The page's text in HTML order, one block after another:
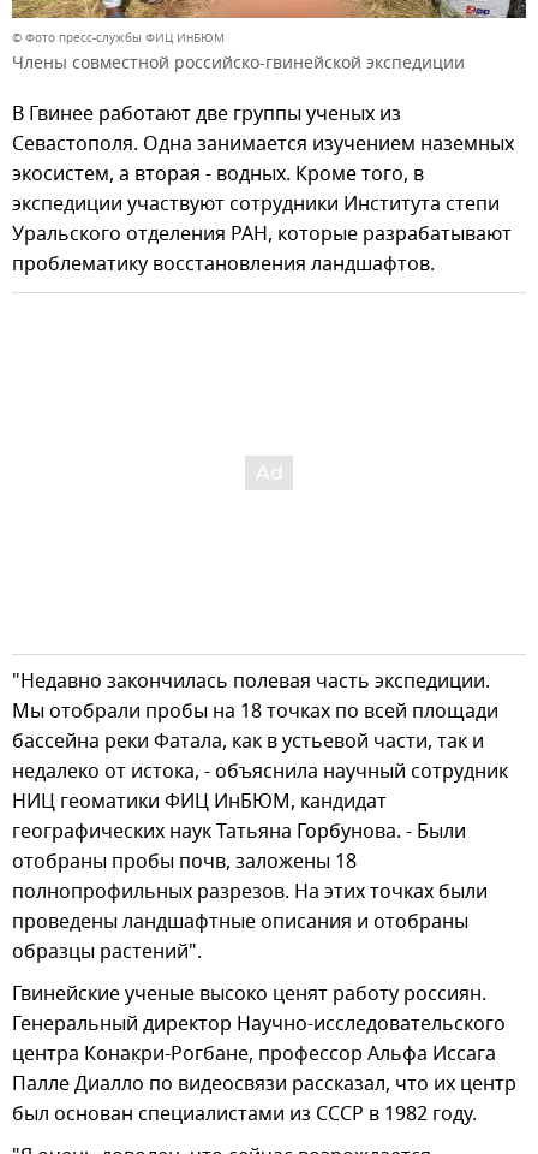
© Фото пресс-службы ФИЦ ИнБЮМ
Члены совместной российско-гвинейской экспедиции
В Гвинее работают две группы ученых из
Севастополя. Одна занимается изучением наземных
экосистем, а вторая - водных. Кроме того, в
экспедиции участвуют сотрудники Института степи
Уральского отделения РАН, которые разрабатывают
проблематику восстановления ландшафтов.
"Недавно закончилась полевая часть экспедиции.
Мы отобрали пробы на 18 точках по всей площади
бассейна реки Фатала, как в устьевой части, так и
недалеко от истока, - объяснила научный сотрудник
НИЦ геоматики ФИЦ ИнБЮМ, кандидат
географических наук Татьяна Горбунова. - Были
отобраны пробы почв, заложены 18
полнопрофильных разрезов. На этих точках были
проведены ландшафтные описания и отобраны
образцы растений".
Гвинейские ученые высоко ценят работу россиян.
Генеральный директор Научно-исследовательского
центра Конакри-Рогбане, профессор Альфа Иссага
Палле Диалло по видеосвязи рассказал, что их центр
был основан специалистами из СССР в 1982 году.